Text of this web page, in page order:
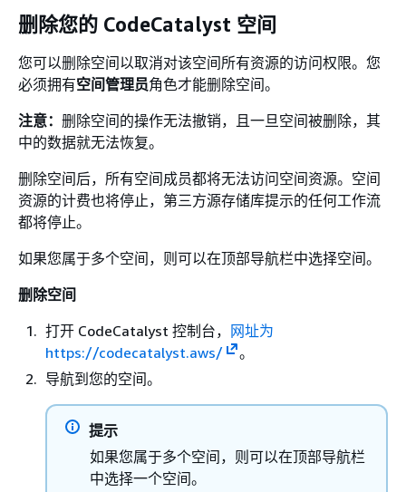
删除您的 CodeCatalyst 空间
您可以删除空间以取消对该空间所有资源的访问权限。您
必须拥有空间管理员角色才能删除空间。
注意： 删除空间的操作无法撤销，且一旦空间被删除，其
中的数据就无法恢复。
删除空间后，所有空间成员都将无法访问空间资源。空间
资源的计费也将停止，第三方源存储库提示的任何工作流
都将停止。
如果您属于多个空间，则可以在顶部导航栏中选择空间。
删除空间
打开 CodeCatalyst 控制台， 网址为
https://codecatalyst.aws/
。
导航到您的空间。
提示
如果您属于多个空间，则可以在顶部导航栏
中选择一个空间。